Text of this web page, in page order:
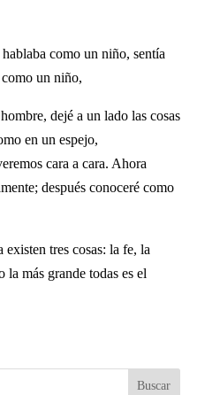
como un niño, sentía
un niño,
dejé a un lado las cosas
en un espejo,
cara a cara. Ahora
después conoceré como
existen tres cosas: la fe, la
la más grande todas es el
Buscar